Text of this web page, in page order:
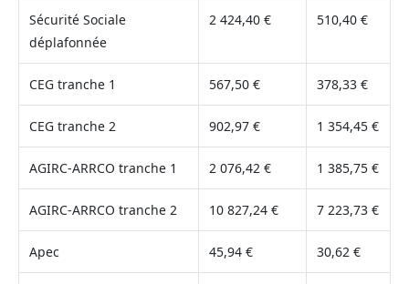
Sécurité Sociale
déplafonnée
2 424,40 € 510,40 €
CEG tranche 1 567,50 € 378,33 €
CEG tranche 2 902,97 € 1 354,45 €
AGIRC-ARRCO tranche 1 2 076,42 € 1 385,75 €
AGIRC-ARRCO tranche 2 10 827,24 € 7 223,73 €
Apec 45,94 € 30,62 €